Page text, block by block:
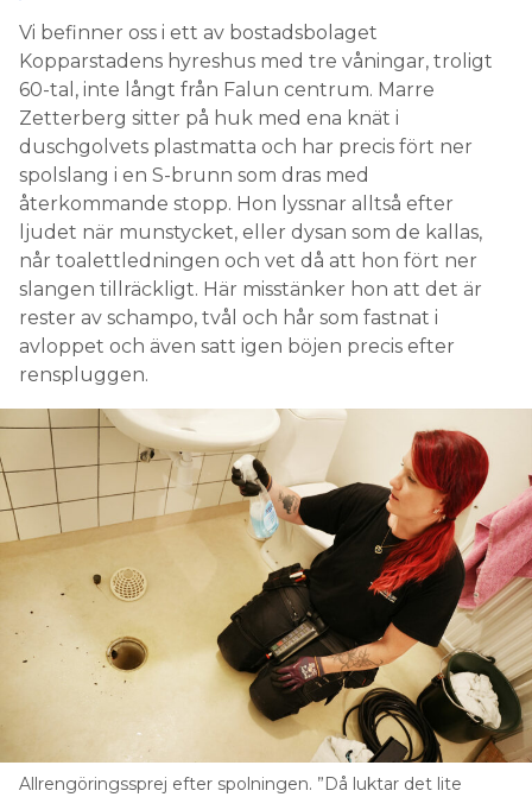
Vi befinner oss i ett av bostadsbolaget
Kopparstadens hyreshus med tre våningar, troligt
60-tal, inte långt från Falun centrum. Marre
Zetterberg sitter på huk med ena knät i
duschgolvets plastmatta och har precis fört ner
spolslang i en S-brunn som dras med
återkommande stopp. Hon lyssnar alltså efter
ljudet när munstycket, eller dysan som de kallas,
når toalettledningen och vet då att hon fört ner
slangen tillräckligt. Här misstänker hon att det är
rester av schampo, tvål och hår som fastnat i
avloppet och även satt igen böjen precis efter
renspluggen.
Allrengöringssprej efter spolningen. ”Då luktar det lite